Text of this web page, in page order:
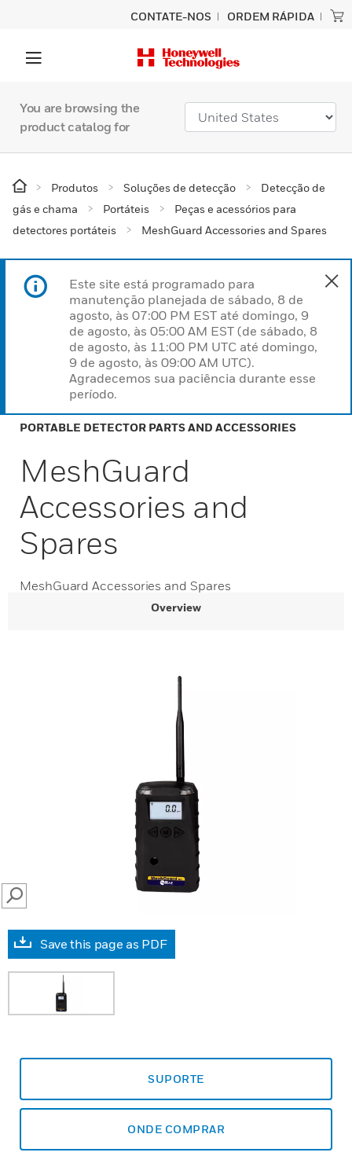
CONTATE-NOS ORDEM RÁPIDA
You are browsing the
product catalog for
Produtos Soluções de detecção
Detecção de
gás e chama
Portáteis
Peças e acessórios para
detectores portáteis
MeshGuard Accessories and Spares
Este site está programado para
manutenção planejada de sábado, 8 de
agosto, às 07:00 PM EST até domingo, 9
de agosto, às 05:00 AM EST (de sábado, 8
de agosto, às 11:00 PM UTC até domingo,
9 de agosto, às 09:00 AM UTC).
Agradecemos sua paciência durante esse
período.
PORTABLE DETECTOR PARTS AND ACCESSORIES
MeshGuard
Accessories and
Spares
MeshGuard Accessories and Spares
Overview
SEARCH
Save this page as PDF
SUPORTE
ONDE COMPRAR